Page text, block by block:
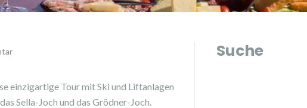
einzigartige Tour mit Ski und Liftanlagen
Sella-Joch und das Grödner-Joch.
Suche